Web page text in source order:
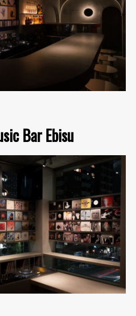
Bar Ebisu